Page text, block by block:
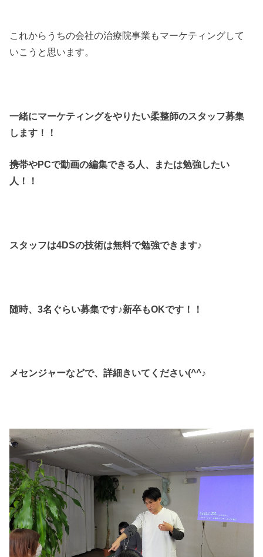
これからうちの会社の治療院事業もマーケティングして
いこうと思います。
一緒にマーケティングをやりたい柔整師のスタッフ募集
します！！
携帯やPCで動画の編集できる人、または勉強したい
人！！
スタッフは4DSの技術は無料で勉強できます♪
随時、3名ぐらい募集です♪新卒もOKです！！
メセンジャーなどで、詳細きいてください(^^♪